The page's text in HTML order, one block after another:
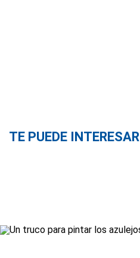
TE PUEDE INTERESAR